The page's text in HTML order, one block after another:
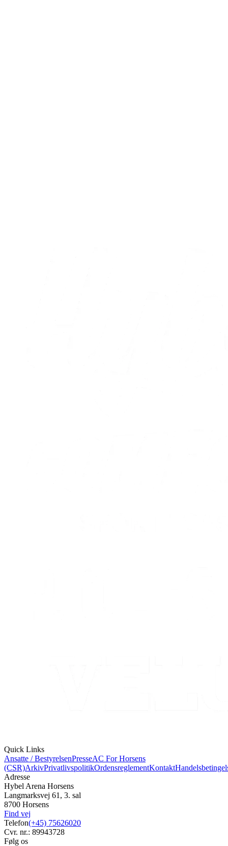
Quick Links
Ansatte / BestyrelsenPresseAC For Horsens
(CSR)ArkivPrivatlivspolitikOrdensreglementKontakt
Adresse
Hybel Arena Horsens
Langmarksvej 61, 3. sal
8700 Horsens
Find vej
Telefon(+45) 75626020
Cvr. nr.: 89943728
Følg os